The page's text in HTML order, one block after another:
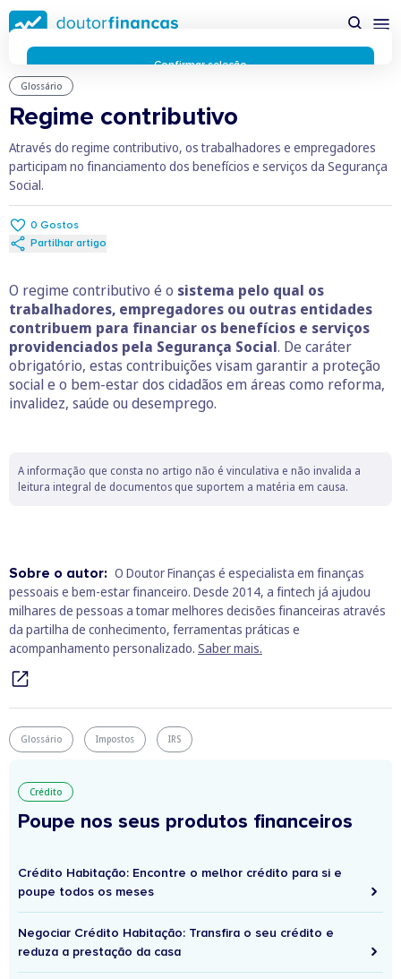
Saltar
para
conteúdo
principal
Glossário
Regime contributivo
Através do regime contributivo, os trabalhadores e empregadores
participam no financiamento dos benefícios e serviços da Segurança
Social.
0 Gostos
Partilhar artigo
O regime contributivo é o sistema pelo qual os
trabalhadores, empregadores ou outras entidades
contribuem para financiar os benefícios e serviços
providenciados pela Segurança Social. De caráter
obrigatório, estas contribuições visam garantir a proteção
social e o bem-estar dos cidadãos em áreas como reforma,
invalidez, saúde ou desemprego.
A informação que consta no artigo não é vinculativa e não invalida a
leitura integral de documentos que suportem a matéria em causa.
Sobre o autor: O Doutor Finanças é especialista em finanças
pessoais e bem‑estar financeiro. Desde 2014, a fintech já ajudou
milhares de pessoas a tomar melhores decisões financeiras através
da partilha de conhecimento, ferramentas práticas e
acompanhamento personalizado. Saber mais.
Glossário Impostos IRS
Crédito
Poupe nos seus produtos financeiros
Crédito Habitação: Encontre o melhor crédito para si e
poupe todos os meses
Negociar Crédito Habitação: Transfira o seu crédito e
reduza a prestação da casa
possível enquanto utilizador do portal Doutor Finanças e
personalizar conteúdos e anúncios.
Saiba mais sobre as
funcionalidades dos cookiesaqui.
Respeitamos a sua privacidade e estamos comprometidos com
a transparência no uso de cookies no nosso website. Não
recolhemos, processamos ou armazenamos quaisquer dados
pessoais através de cookies durante a navegação normal no
nosso website.
Os cookies utilizados no nosso website são limitados a cookies
essenciais e funcionais que melhoram o desempenho do site e
sua atividade fora do nosso site. Conheça a nossa
os respetivos serviços, melhorar a qualidade destes e analisar
o tráfego.Saiba mais.
Cookies estritamente necessários Sempre ativos
Cookies para estatística
Cookies
Cookies para marketing e personalização
Cookies
Confirmar seleção